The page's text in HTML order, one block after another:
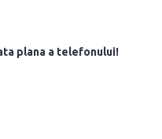
plana a telefonului!